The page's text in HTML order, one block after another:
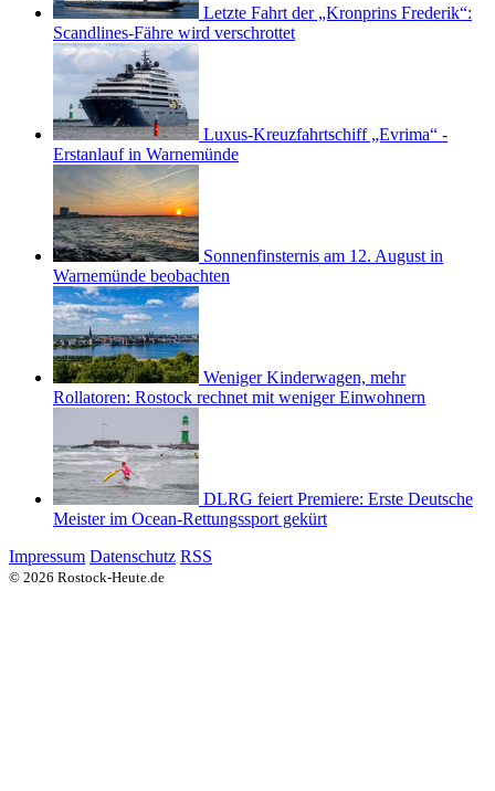
Letzte Fahrt der „Kronprins Frederik“:
Scandlines-Fähre wird verschrottet
Luxus-Kreuzfahrtschiff „Evrima“ -
Erstanlauf in Warnemünde
Sonnenfinsternis am 12. August in
Warnemünde beobachten
Weniger Kinderwagen, mehr
Rollatoren: Rostock rechnet mit weniger Einwohnern
DLRG feiert Premiere: Erste Deutsche
Meister im Ocean-Rettungssport gekürt
Impressum Datenschutz RSS
© 2026 Rostock-Heute.de